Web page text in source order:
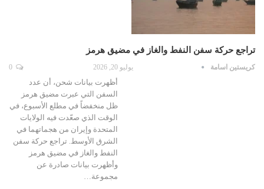
تراجع حركة سفن النفط والغاز في مضيق هرمز
كريستين اسامة يوليو 20, 2026
أظهرت بيانات شحن، أن عدد
السفن التي عبرت مضيق هرمز
ظل منخفضاً في مطلع الأسبوع، في
الوقت الذي صعّدت فيه الولايات
المتحدة وإيران من هجماتهما في
الشرق الأوسط. تراجع حركة سفن
النفط والغاز في مضيق هرمز
وأظهرت بيانات صادرة عن
مجموعة…